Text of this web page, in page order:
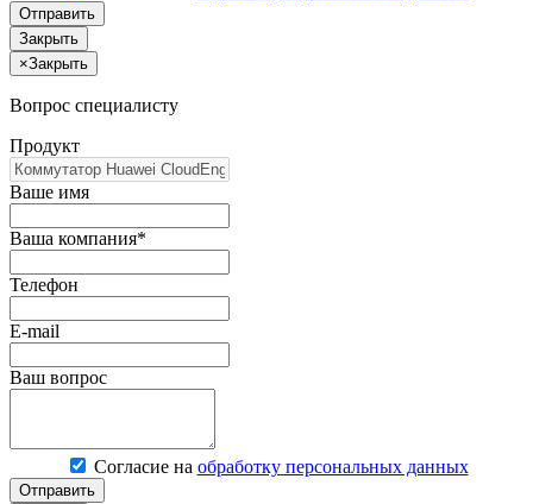
Отправить
Закрыть
×Закрыть
Вопрос специалисту
Продукт
Ваше имя
Ваша компания*
Телефон
E-mail
Ваш вопрос
Согласие на обработку персональных данных
Отправить